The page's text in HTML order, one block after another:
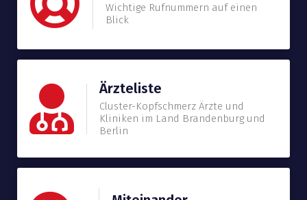
Wichtige Rufnummern auf einen
Blick
Ärzteliste
Cluster-Kopfschmerz Ärzte und
Kliniken im Land Brandenburg und
Berlin